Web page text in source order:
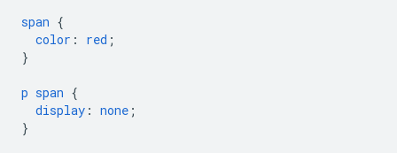
span {
color : red ;
}
p span {
display : none ;
}